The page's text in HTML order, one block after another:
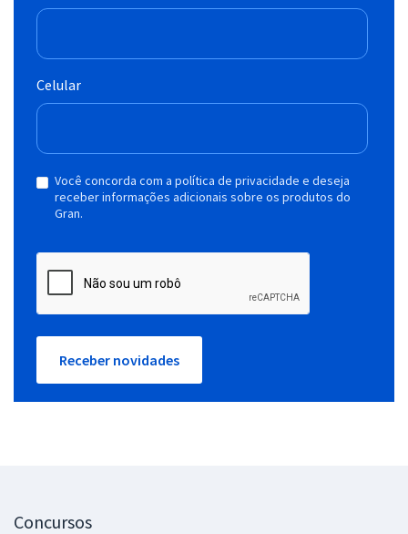
Celular
Você concorda com a política de privacidade e deseja
receber informações adicionais sobre os produtos do
Gran.
Receber novidades
Concursos